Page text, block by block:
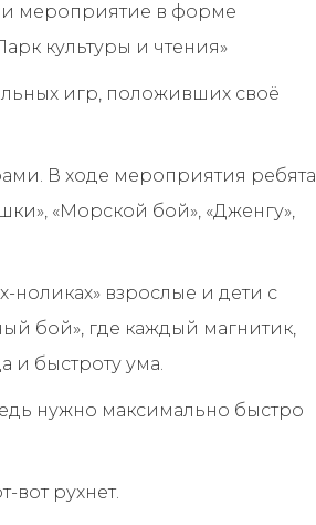
мероприятие в форме
культуры и чтения»
игр, положивших своё
В ходе мероприятия ребята
«Морской бой», «Дженгу»,
ноликах» взрослые и дети с
бой», где каждый магнитик,
и быстроту ума.
нужно максимально быстро
вот рухнет.